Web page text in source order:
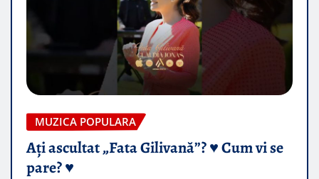
MUZICA POPULARA
Ați ascultat „Fata Gilivană”? ♥️ Cum vi se
pare? ♥️